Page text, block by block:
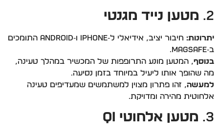
2. מטען נייד מגנטי
יתרונות:
חיבור יציב, אידיאלי ל‑iPhone ו‑Android התומכים
ב‑MagSafe.
בנוסף, המטען מונע התרופפות של המכשיר במהלך טעינה,
מה שהופך אותו ליעיל במיוחד בזמן נסיעה.
למעשה, זהו פתרון מצוין למשתמשים שמעדיפים טעינה
אלחוטית מהירה ומדויקת.
3. מטען אלחוטי Qi